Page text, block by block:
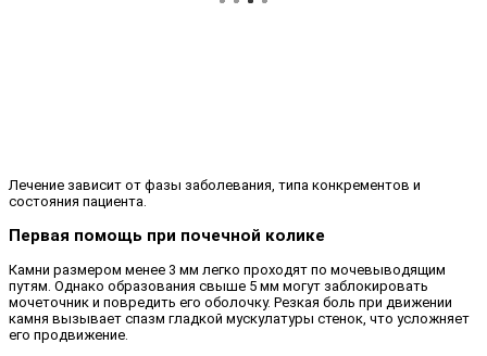
Лечение зависит от фазы заболевания, типа конкрементов и
состояния пациента.
Первая помощь при почечной колике
Камни размером менее 3 мм легко проходят по мочевыводящим
путям. Однако образования свыше 5 мм могут заблокировать
мочеточник и повредить его оболочку. Резкая боль при движении
камня вызывает спазм гладкой мускулатуры стенок, что усложняет
его продвижение.